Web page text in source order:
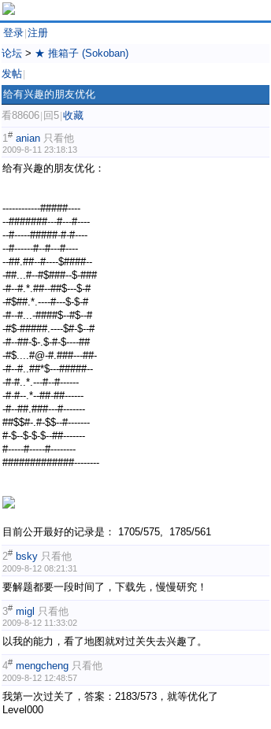
登录 注册
论坛 > ★ 推箱子 (Sokoban)
发帖
给有兴趣的朋友优化
看88606 回5 收藏
1# anian 只看他
2009-8-11 23:18:13
给有兴趣的朋友优化：
------------#####----
--#######---#---#----
--#-----#####-#-#----
--#------#--#---#----
--##.##--#----$####--
-##...#--#$###--$-###
-#--#.*.##--##$---$-#
-#$##.*.----#---$-$-#
-#--#...-####$--#$--#
-#$-#####.----$#-$--#
-#--##-$-.$-#-$----##
-#$....#@-#.###---##-
-#--#..##*$---#####--
-#-#..*.---#--#------
-#-#--.*--##-##------
-#--##.###---#-------
##$$#-.#-$$--#-------
#-$--$-$-$--##-------
#-----#-----#--------
#############--------
目前公开最好的记录是： 1705/575, 1785/561
2# bsky 只看他
2009-8-12 08:21:31
要解题都要一段时间了，下载先，慢慢研究！
3# migl 只看他
2009-8-12 11:33:02
以我的能力，看了地图就对过关失去兴趣了。
4# mengcheng 只看他
2009-8-12 12:48:57
我第一次过关了，答案：2183/573，就等优化了
Level000